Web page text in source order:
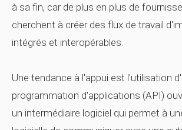
à sa fin, car de plus en plus de
cherchent à créer des flux de travail
intégrés et interopérables.
Une tendance à l'appui est l'utilisation
programmation d'applications (API)
un intermédiaire logiciel qui permet à